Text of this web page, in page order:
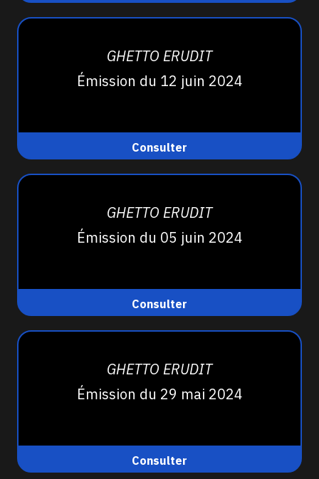
GHETTO ERUDIT
Émission du 12 juin 2024
Consulter
GHETTO ERUDIT
Émission du 05 juin 2024
Consulter
GHETTO ERUDIT
Émission du 29 mai 2024
Consulter